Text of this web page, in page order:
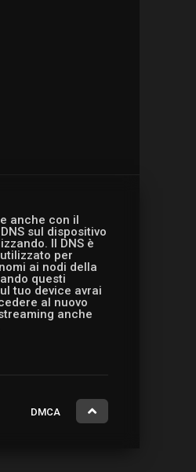
anche con il
sul dispositivo
Il DNS è
per
ai nodi della
questi
tuo device avrai
al nuovo
anche
DMCA